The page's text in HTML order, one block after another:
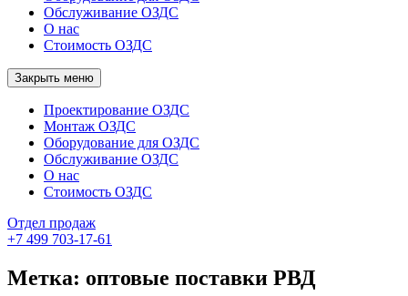
Обслуживание ОЗДС
О нас
Стоимость ОЗДС
Закрыть меню
Проектирование ОЗДС
Монтаж ОЗДС
Оборудование для ОЗДС
Обслуживание ОЗДС
О нас
Стоимость ОЗДС
Отдел продаж
+7 499 703-17-61
Метка: оптовые поставки РВД